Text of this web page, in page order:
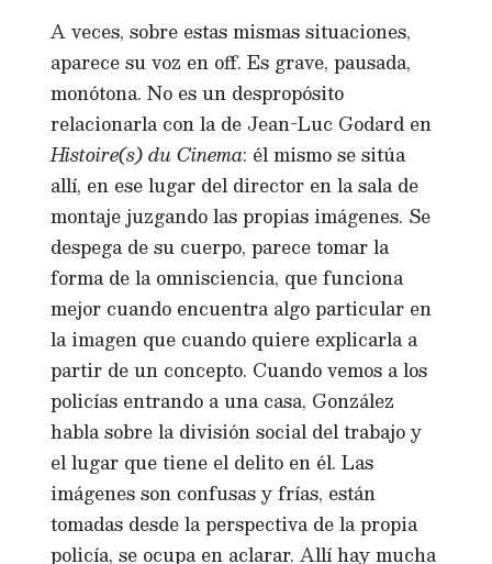
A veces, sobre estas mismas situaciones,
aparece su voz en off. Es grave, pausada,
monótona. No es un despropósito
relacionarla con la de Jean-Luc Godard en
Histoire(s) du Cinema: él mismo se sitúa
allí, en ese lugar del director en la sala de
montaje juzgando las propias imágenes. Se
despega de su cuerpo, parece tomar la
forma de la omnisciencia, que funciona
mejor cuando encuentra algo particular en
la imagen que cuando quiere explicarla a
partir de un concepto. Cuando vemos a los
policías entrando a una casa, González
habla sobre la división social del trabajo y
el lugar que tiene el delito en él. Las
imágenes son confusas y frías, están
tomadas desde la perspectiva de la propia
policía, se ocupa en aclarar. Allí hay mucha